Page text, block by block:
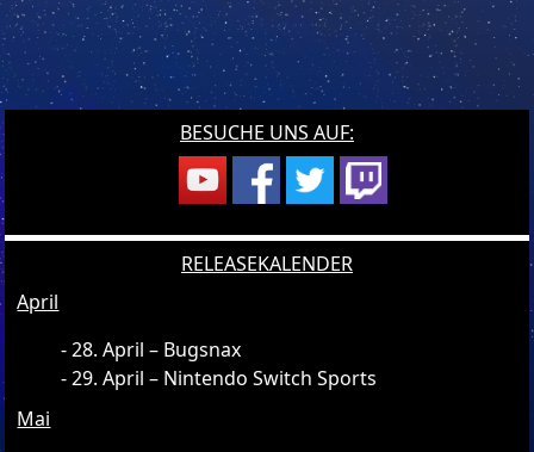
BESUCHE UNS AUF:
RELEASEKALENDER
April
28. April – Bugsnax
29. April – Nintendo Switch Sports
Mai